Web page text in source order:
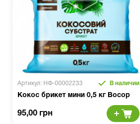
Артикул: НФ-00002233 В наличии
Кокос брикет мини 0,5 кг Восор
95,00 грн